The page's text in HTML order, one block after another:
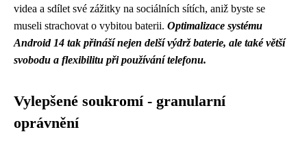
videa a sdílet své zážitky na sociálních sítích, aniž byste se
museli strachovat o vybitou baterii. Optimalizace systému
Android 14 tak přináší nejen delší výdrž baterie, ale také větší
svobodu a flexibilitu při používání telefonu.
Vylepšené soukromí - granularní
oprávnění